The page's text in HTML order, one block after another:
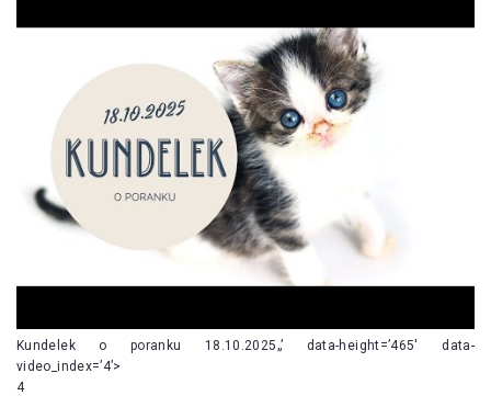
Kundelek o poranku 18.10.2025„’ data-height=’465′ data-
video_index=’4’>
4